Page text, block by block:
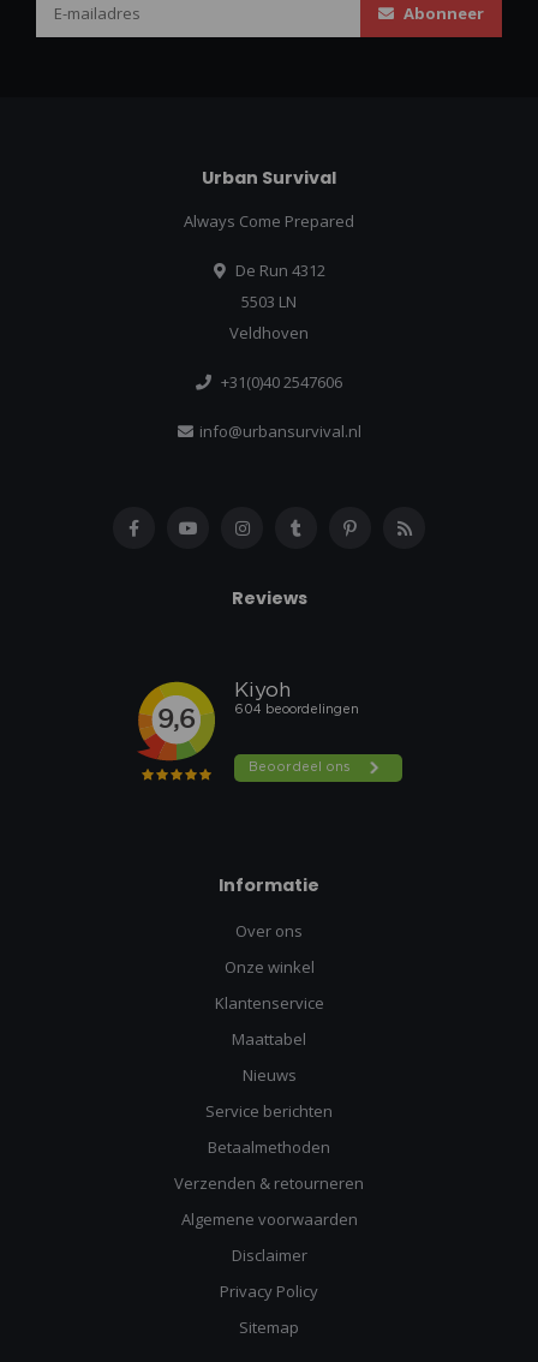
Abonneer
Urban Survival
Always Come Prepared
De Run 4312
5503 LN
Veldhoven
+31(0)40 2547606
info@urbansurvival.nl
Reviews
Informatie
Over ons
Onze winkel
Klantenservice
Maattabel
Nieuws
Service berichten
Betaalmethoden
Verzenden & retourneren
Algemene voorwaarden
Disclaimer
Privacy Policy
Sitemap